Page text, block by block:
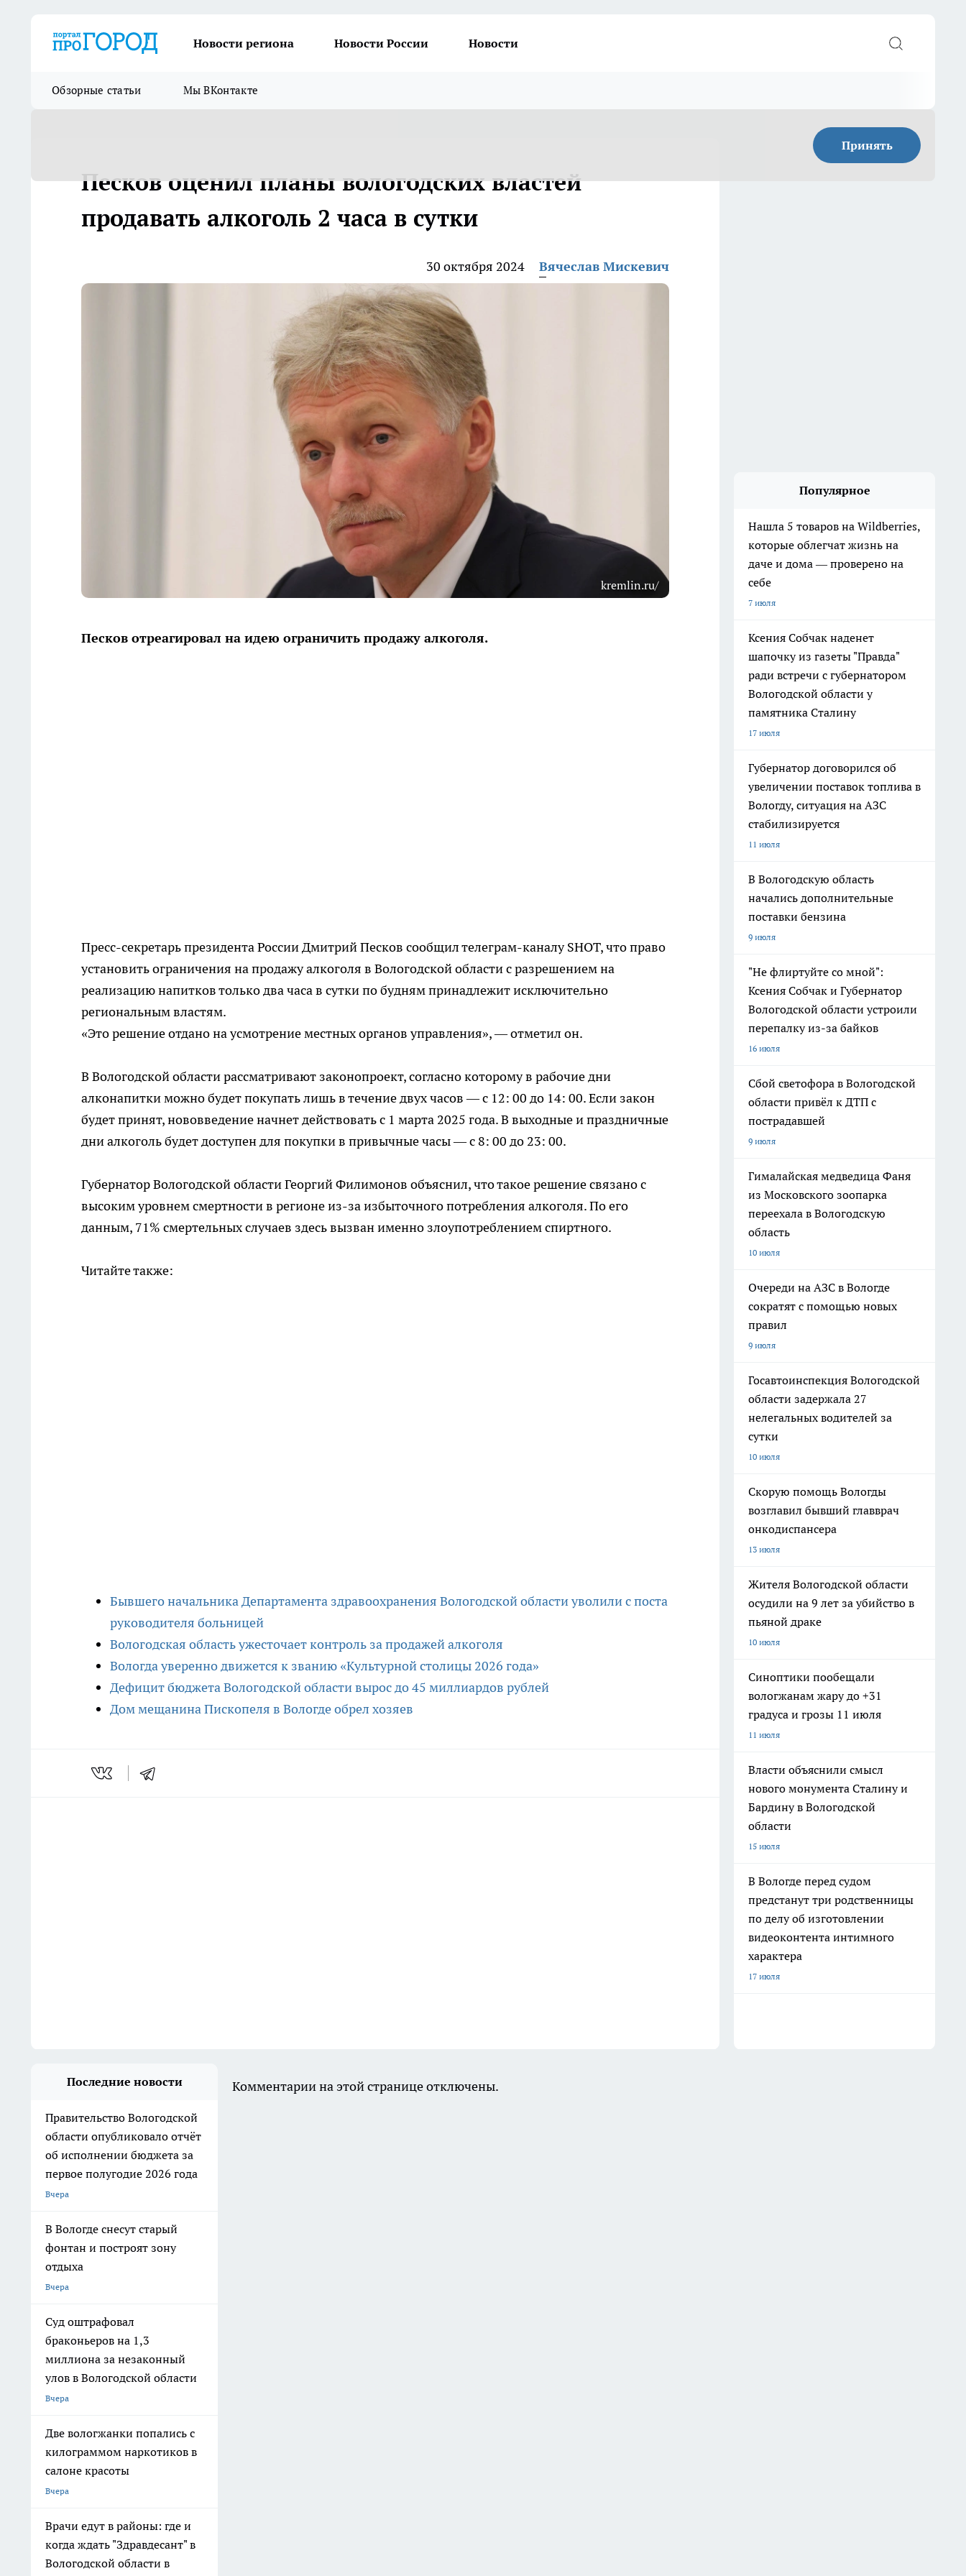
Новости региона Новости России Новости
Обзорные статьи Мы ВКонтакте
Принять
Песков оценил планы вологодских властей
продавать алкоголь 2 часа в сутки
30 октября 2024 Вячеслав Мискевич
kremlin.ru/
Песков отреагировал на идею ограничить продажу алкоголя.
Пресс-секретарь президента России Дмитрий Песков сообщил телеграм-каналу SHOT, что право
установить ограничения на продажу алкоголя в Вологодской области с разрешением на
реализацию напитков только два часа в сутки по будням принадлежит исключительно
региональным властям.
«Это решение отдано на усмотрение местных органов управления», — отметил он.
В Вологодской области рассматривают законопроект, согласно которому в рабочие дни
алконапитки можно будет покупать лишь в течение двух часов — с 12: 00 до 14: 00. Если закон
будет принят, нововведение начнет действовать с 1 марта 2025 года. В выходные и праздничные
дни алкоголь будет доступен для покупки в привычные часы — с 8: 00 до 23: 00.
Губернатор Вологодской области Георгий Филимонов объяснил, что такое решение связано с
высоким уровнем смертности в регионе из-за избыточного потребления алкоголя. По его
данным, 71% смертельных случаев здесь вызван именно злоупотреблением спиртного.
Читайте также:
Бывшего начальника Департамента здравоохранения Вологодской области уволили с поста
руководителя больницей
Вологодская область ужесточает контроль за продажей алкоголя
Вологда уверенно движется к званию «Культурной столицы 2026 года»
Дефицит бюджета Вологодской области вырос до 45 миллиардов рублей
Дом мещанина Пископеля в Вологде обрел хозяев
Популярное
Нашла 5 товаров на Wildberries,
которые облегчат жизнь на
даче и дома — проверено на
себе
7 июля
Ксения Собчак наденет
шапочку из газеты "Правда"
ради встречи с губернатором
Вологодской области у
памятника Сталину
17 июля
Губернатор договорился об
увеличении поставок топлива в
Вологду, ситуация на АЗС
стабилизируется
11 июля
В Вологодскую область
начались дополнительные
поставки бензина
9 июля
"Не флиртуйте со мной":
Ксения Собчак и Губернатор
Вологодской области устроили
перепалку из-за байков
16 июля
Сбой светофора в Вологодской
области привёл к ДТП с
пострадавшей
9 июля
Гималайская медведица Фаня
из Московского зоопарка
переехала в Вологодскую
область
10 июля
Очереди на АЗС в Вологде
сократят с помощью новых
правил
9 июля
Госавтоинспекция Вологодской
области задержала 27
нелегальных водителей за
сутки
10 июля
Скорую помощь Вологды
возглавил бывший главврач
онкодиспансера
13 июля
Жителя Вологодской области
осудили на 9 лет за убийство в
пьяной драке
10 июля
Синоптики пообещали
вологжанам жару до +31
градуса и грозы 11 июля
11 июля
Власти объяснили смысл
нового монумента Сталину и
Бардину в Вологодской
области
15 июля
В Вологде перед судом
предстанут три родственницы
по делу об изготовлении
видеоконтента интимного
характера
17 июля
Последние новости
Правительство Вологодской
области опубликовало отчёт
об исполнении бюджета за
первое полугодие 2026 года
Вчера
В Вологде снесут старый
фонтан и построят зону
отдыха
Вчера
Суд оштрафовал
браконьеров на 1,3
миллиона за незаконный
улов в Вологодской области
Вчера
Две вологжанки попались с
килограммом наркотиков в
салоне красоты
Вчера
Врачи едут в районы: где и
когда ждать "Здравдесант" в
Вологодской области в
Комментарии на этой странице отключены.